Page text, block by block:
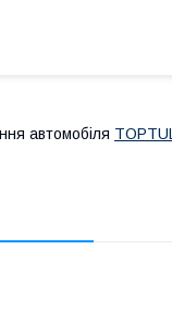
автомобіля TOPTUL